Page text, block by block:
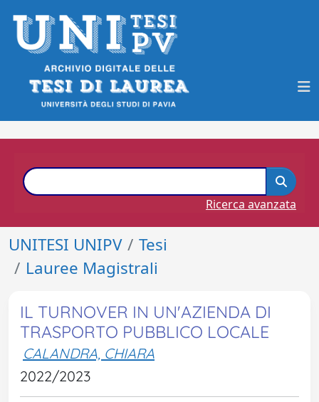
Ricerca avanzata
UNITESI UNIPV
Tesi
Lauree Magistrali
IL TURNOVER IN UN'AZIENDA DI
TRASPORTO PUBBLICO LOCALE
CALANDRA, CHIARA
2022/2023